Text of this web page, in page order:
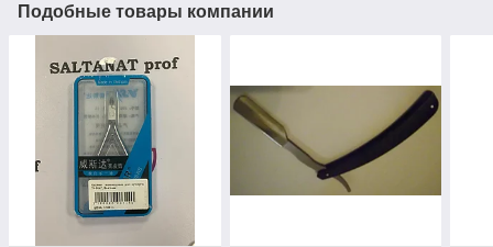
Подобные товары компании